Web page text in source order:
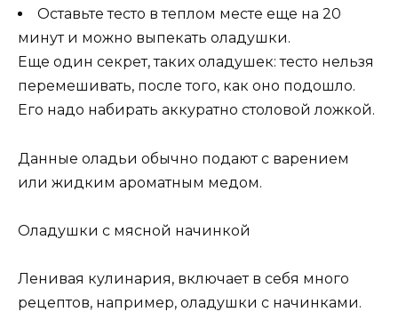
Оставьте тесто в теплом месте еще на 20
минут и можно выпекать оладушки.
Еще один секрет, таких оладушек: тесто нельзя
перемешивать, после того, как оно подошло.
Его надо набирать аккуратно столовой ложкой.
Данные оладьи обычно подают с варением
или жидким ароматным медом.
Оладушки с мясной начинкой
Ленивая кулинария, включает в себя много
рецептов, например, оладушки с начинками.